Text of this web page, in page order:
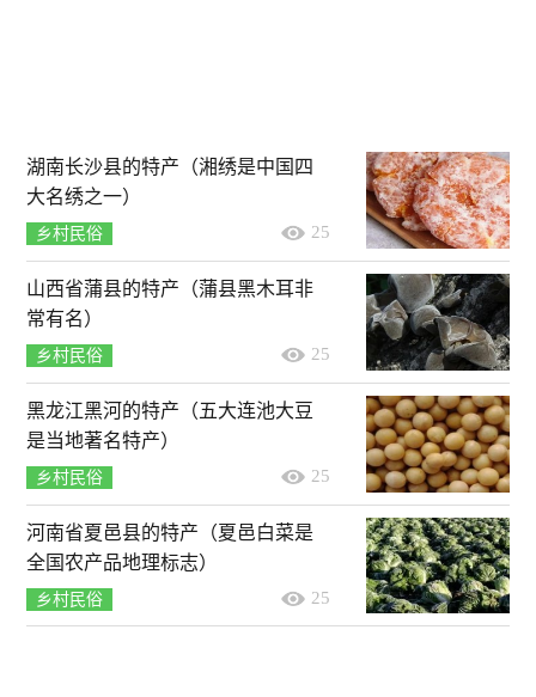
湖南长沙县的特产（湘绣是中国四
大名绣之一）
乡村民俗 25
山西省蒲县的特产（蒲县黑木耳非
常有名）
乡村民俗 25
黑龙江黑河的特产（五大连池大豆
是当地著名特产）
乡村民俗 25
河南省夏邑县的特产（夏邑白菜是
全国农产品地理标志）
乡村民俗 25